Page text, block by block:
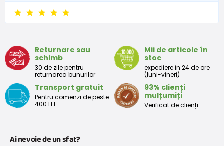
Returnare sau
schimb
30 de zile pentru
returnarea bunurilor
Mii de articole în
stoc
expediere în 24 de ore
(luni-vineri)
Transport gratuit
Pentru comenzi de peste
400 LEI
93% clienți
mulțumiți
Verificat de clienți
Ai nevoie de un sfat?